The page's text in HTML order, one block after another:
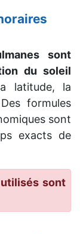
sont
du soleil
latitude, la
formules
sont
exacts de
sont